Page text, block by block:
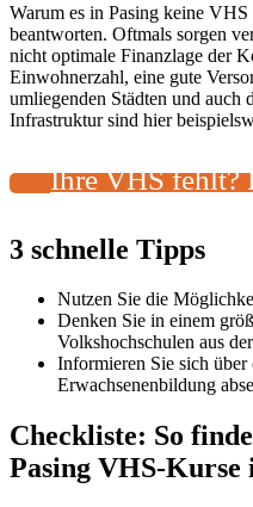
Warum es in Pasing keine
beantworten. Oftmals sorgen
nicht optimale Finanzlage der
Einwohnerzahl, eine gute
umliegenden Städten und auch
Infrastruktur sind hier
Ihre VHS fehlt?
3 schnelle Tipps
Nutzen Sie die
Denken Sie in einem
Volkshochschulen aus
Informieren Sie sich
Erwachsenenbildung
Checkliste: So
Pasing VHS-